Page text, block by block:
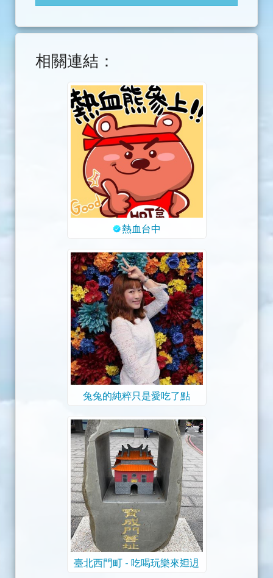
相關連結：
熱血台中
兔兔的純粹只是愛吃了點
臺北西門町 - 吃喝玩樂來𨑨迌